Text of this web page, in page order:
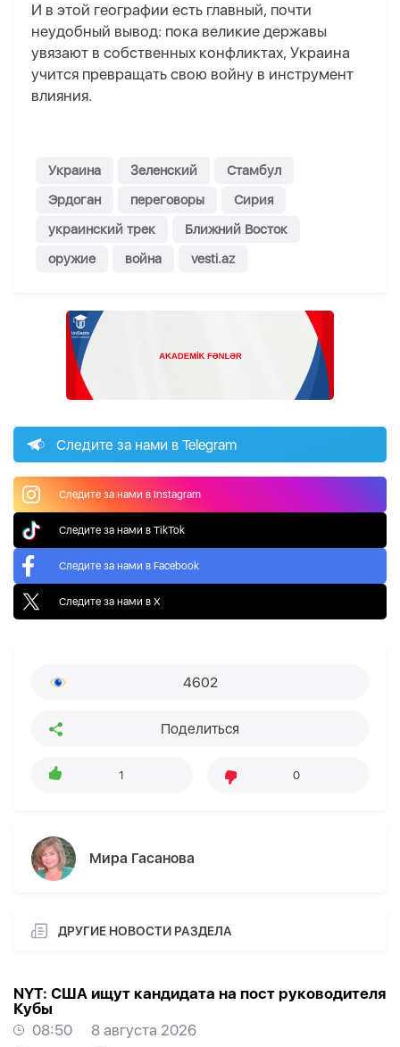
И в этой географии есть главный, почти
неудобный вывод: пока великие державы
увязают в собственных конфликтах, Украина
учится превращать свою войну в инструмент
влияния.
Украина Зеленский
Стамбул
Эрдоган
переговоры
Сирия
украинский трек
Ближний Восток
оружие
война vesti.az
Следите за нами в Telegram
Следите за нами в Instagram
Следите за нами в TikTok
Следите за нами в Facebook
Следите за нами в X
4602
Поделиться
1 0
Мира Гасанова
ДРУГИЕ НОВОСТИ РАЗДЕЛА
NYT: США ищут кандидата на пост руководителя
Кубы
08:50
8 августа 2026